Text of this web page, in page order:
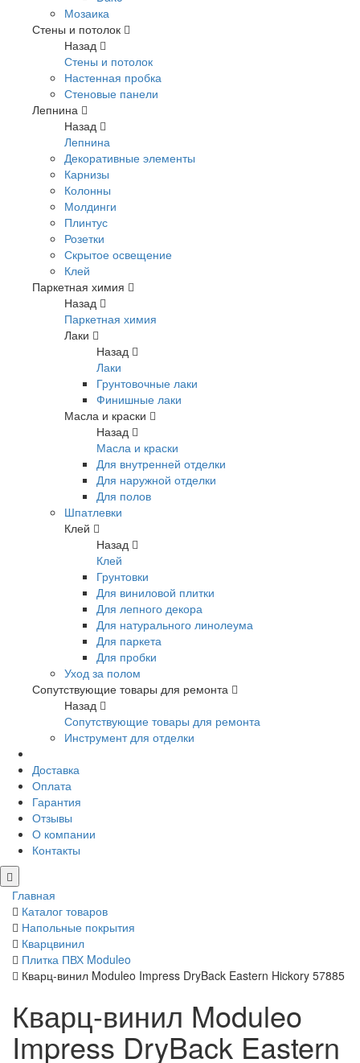
Мозаика
Стены и потолок
Назад
Стены и потолок
Настенная пробка
Стеновые панели
Лепнина
Назад
Лепнина
Декоративные элементы
Карнизы
Колонны
Молдинги
Плинтус
Розетки
Скрытое освещение
Клей
Паркетная химия
Назад
Паркетная химия
Лаки
Назад
Лаки
Грунтовочные лаки
Финишные лаки
Масла и краски
Назад
Масла и краски
Для внутренней отделки
Для наружной отделки
Для полов
Шпатлевки
Клей
Назад
Клей
Грунтовки
Для виниловой плитки
Для лепного декора
Для натурального линолеума
Для паркета
Для пробки
Уход за полом
Сопутствующие товары для ремонта
Назад
Сопутствующие товары для ремонта
Инструмент для отделки
Доставка
Оплата
Гарантия
Отзывы
О компании
Контакты
Главная
Каталог товаров
Напольные покрытия
Кварцвинил
Плитка ПВХ Moduleo
Кварц-винил Moduleo Impress DryBack Eastern Hickory 57885
Кварц-винил Moduleo
Impress DryBack Eastern